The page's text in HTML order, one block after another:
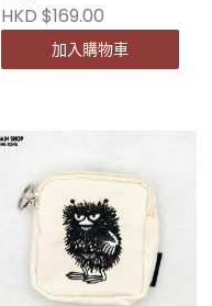
HKD $169.00
加入購物車